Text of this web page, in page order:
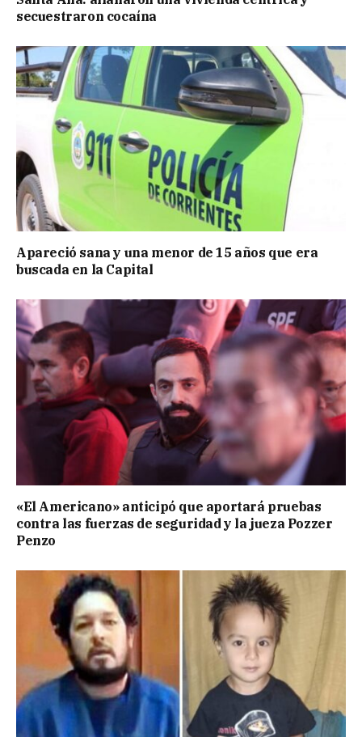
secuestraron cocaína
Apareció sana y una menor de 15 años que era
buscada en la Capital
«El Americano» anticipó que aportará pruebas
contra las fuerzas de seguridad y la jueza Pozzer
Penzo